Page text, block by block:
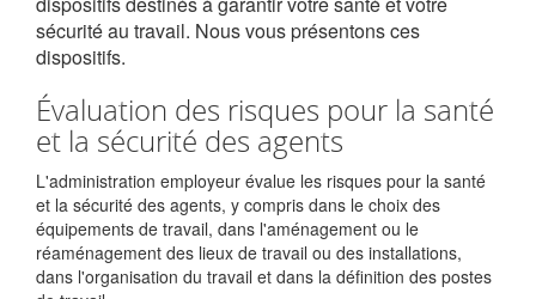
sécurité au travail. Nous vous présentons ces
dispositifs.
Évaluation des risques pour la santé
et la sécurité des agents
L'administration employeur évalue les risques pour la santé
et la sécurité des agents, y compris dans le choix des
équipements de travail, dans l'aménagement ou le
réaménagement des lieux de travail ou des installations,
dans l'organisation du travail et dans la définition des postes